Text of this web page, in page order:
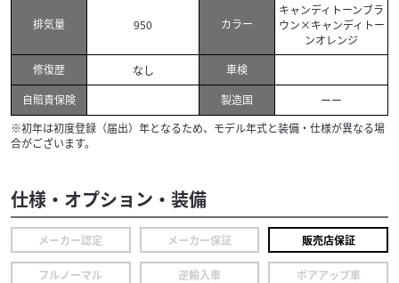
排気量 950 カラー
キャンディトーンブラ
ウン×キャンディトー
ンオレンジ
修復歴
なし
車検
自賠責保険
製造国
ーー
※初年は初度登録（届出）年となるため、モデル年式と装備・仕様が異なる場
合がございます。
仕様・オプション・装備
メーカー認定 メーカー保証 販売店保証
フルノーマル 逆輸入車 ボアアップ車